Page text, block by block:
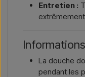
Entretien :
La douche
pendant les